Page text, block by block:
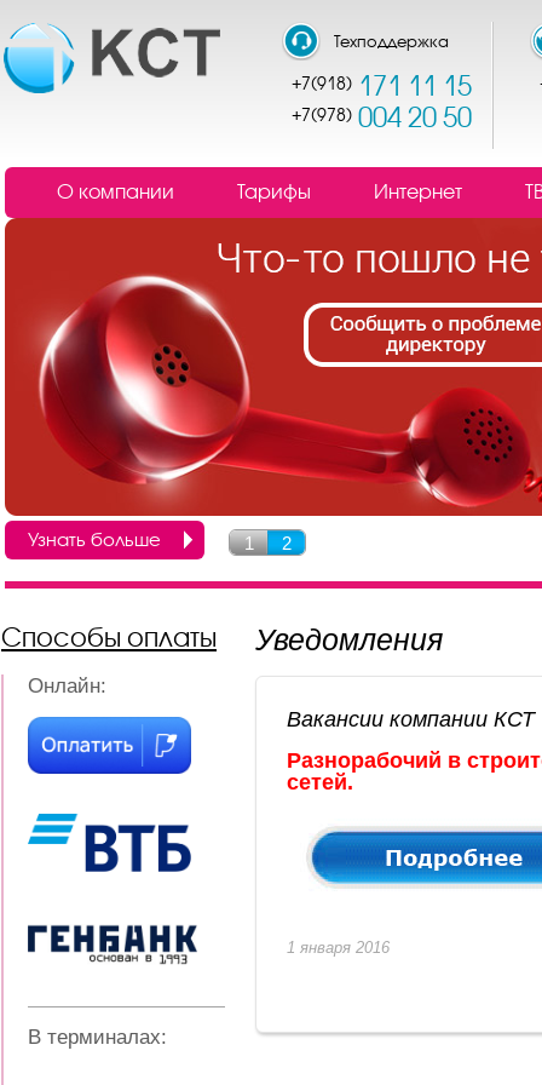
Техподдержка
+7(918)171 11 15
+7(978)004 20 50
О компании Тарифы Интернет
Узнать больше 1 2
Способы оплаты
Онлайн:
В терминалах:
Уведомления
Вакансии компании КСТ
Разнорабочий в
сетей.
1 января 2016